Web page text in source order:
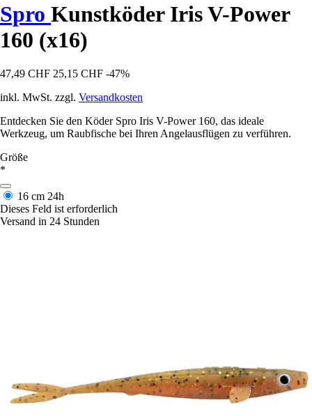
Spro Kunstköder Iris V-Power
160 (x16)
47,49 CHF 25,15 CHF -47%
inkl. MwSt. zzgl. Versandkosten
Entdecken Sie den Köder Spro Iris V-Power 160, das ideale
Werkzeug, um Raubfische bei Ihren Angelausflügen zu verführen.
Größe
*
16 cm 24h
Dieses Feld ist erforderlich
Versand in 24 Stunden